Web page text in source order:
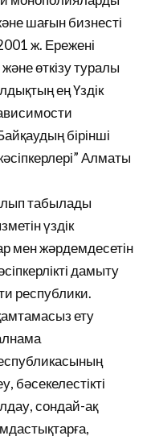
шағын бизнесті
ж. Ережені
өткізу туралы
ең Үздік
бірінші
Алматы
табылады
үздік
мен жәрдемдесетін
дамыту
республики.
ету
бәсекелестікті
сондай-ақ